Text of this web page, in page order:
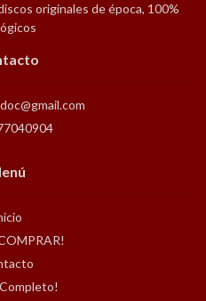
originales de época, 100%